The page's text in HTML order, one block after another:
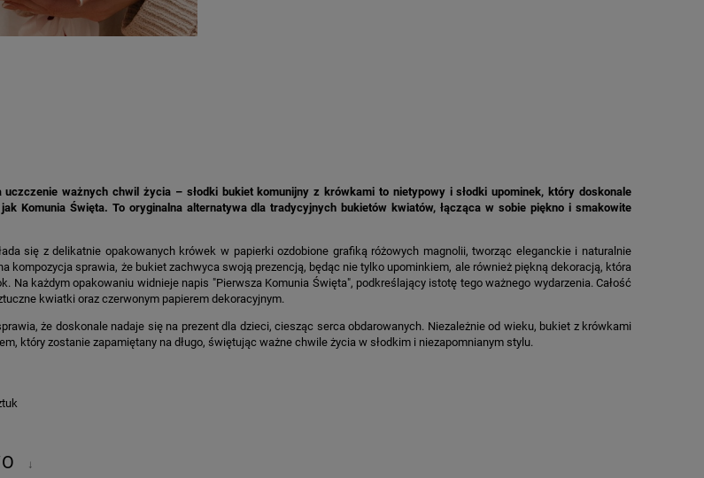
uczczenie ważnych chwil życia – słodki bukiet komunijny z krówkami to nietypowy i słodki upominek, który doskonale
Komunia Święta. To oryginalna alternatywa dla tradycyjnych bukietów kwiatów, łącząca w sobie piękno i smakowite
się z delikatnie opakowanych krówek w papierki ozdobione grafiką różowych magnolii, tworząc eleganckie i naturalnie
kompozycja sprawia, że bukiet zachwyca swoją prezencją, będąc nie tylko upominkiem, ale również piękną dekoracją, która
Na każdym opakowaniu widnieje napis "Pierwsza Komunia Święta", podkreślający istotę tego ważnego wydarzenia. Całość
kwiatki oraz czerwonym papierem dekoracyjnym.
że doskonale nadaje się na prezent dla dzieci, ciesząc serca obdarowanych. Niezależnie od wieku, bukiet z krówkami
który zostanie zapamiętany na długo, świętując ważne chwile życia w słodkim i niezapomnianym stylu.
↓